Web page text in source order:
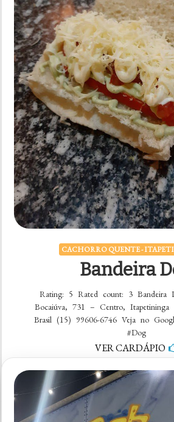
CACHORRO QUENTE -
Bandeira
Rating: 5 Rated count: 3 Bandeira
Bocaiúva, 731 – Centro, Itapetininga
Brasil (15) 99606-6746 Veja no
#Dog
VER CARDÁPIO
1 comentárioem